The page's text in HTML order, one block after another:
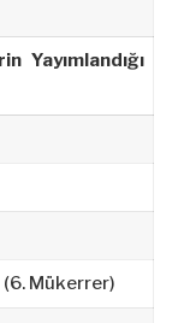
Yayımlandığı
Mükerrer)